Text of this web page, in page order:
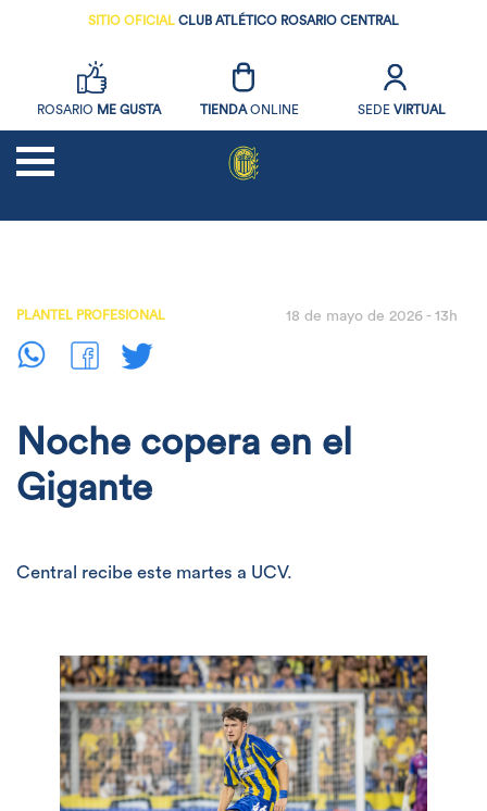
SITIO OFICIAL CLUB ATLÉTICO ROSARIO CENTRAL
ROSARIO ME GUSTA TIENDA ONLINE SEDE VIRTUAL
SOCIOS
EL CLUB
PLANTEL PROFESIONAL 18 de mayo de 2026 - 13h
Noche copera en el
Gigante
Central recibe este martes a UCV.